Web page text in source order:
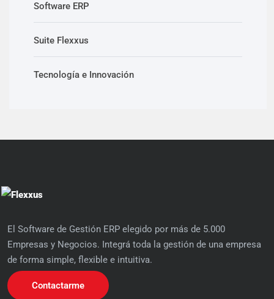
Software ERP
Suite Flexxus
Tecnología e Innovación
El Software de Gestión ERP elegido por más de 5.000
Empresas y Negocios. Integrá toda la gestión de una empresa
de forma simple, flexible e intuitiva.
Contactarme